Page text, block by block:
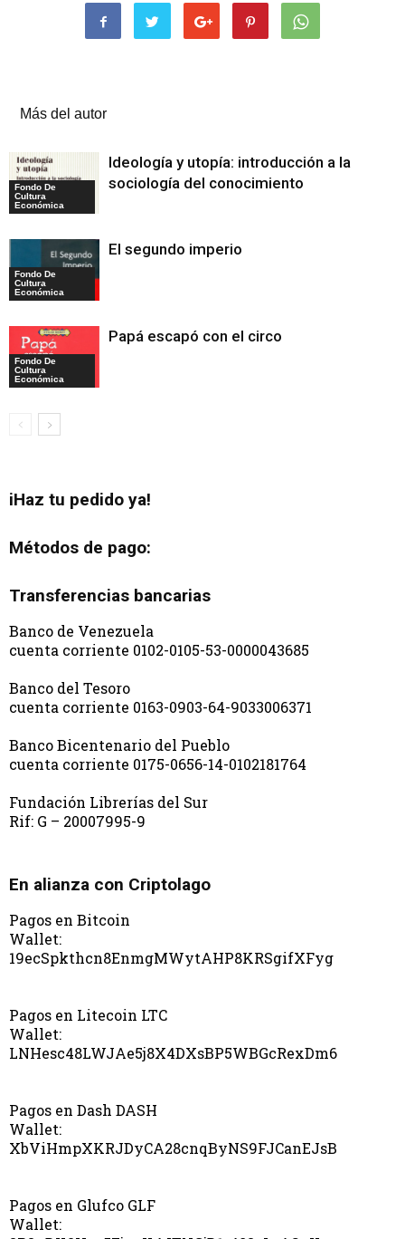
Más del autor
Fondo De
Cultura
Económica
Ideología y utopía: introducción a la
sociología del conocimiento
Fondo De
Cultura
Económica
El segundo imperio
Fondo De
Cultura
Económica
Papá escapó con el circo
iHaz tu pedido ya!
Métodos de pago:
Transferencias bancarias
Banco de Venezuela
cuenta corriente 0102-0105-53-0000043685
Banco del Tesoro
cuenta corriente 0163-0903-64-9033006371
Banco Bicentenario del Pueblo
cuenta corriente 0175-0656-14-0102181764
Fundación Librerías del Sur
Rif: G – 20007995-9
En alianza con Criptolago
Pagos en Bitcoin
Wallet:
19ecSpkthcn8EnmgMWytAHP8KRSgifXFyg
Pagos en Litecoin LTC
Wallet:
LNHesc48LWJAe5j8X4DXsBP5WBGcRexDm6
Pagos en Dash DASH
Wallet:
XbViHmpXKRJDyCA28cnqByNS9FJCanEJsB
Pagos en Glufco GLF
Wallet: